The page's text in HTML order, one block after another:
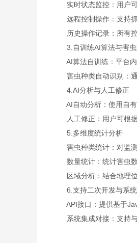
实时状态监控：用户可
远程控制操作：支持抓
历史操作记录：所有控
3.自训练AI算法与害虫
AI算法自训练：平台内
害虫种类自动识别：通
4.AI分析与人工修正
AI自动分析：使用自有
人工修正：用户可根据
5.多维度统计分析
害虫种类统计：对监测
数量统计：统计害虫数
区域分析：结合地理位
6.支持二次开发与系统
API接口：提供基于
系统集成对接：支持与